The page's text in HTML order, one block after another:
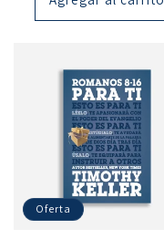
Oferta